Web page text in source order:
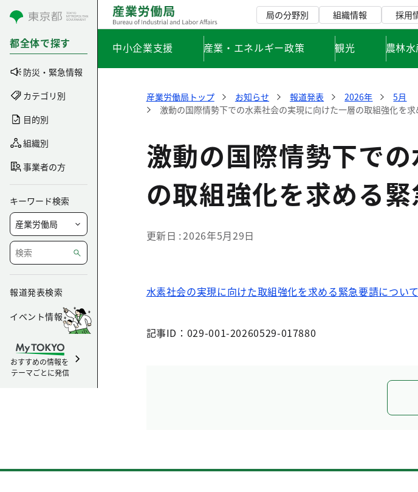
コンテンツにスキップ
都全体で探す
防災・緊急情報
カテゴリ別
目的別
組織別
事業者の方
キーワード検索
報道発表検索
イベント情報
おすすめの情報を
テーマごとに発信
局の分野別 組織情報 採用
中小企業支援 産業・エネルギー政策 観光 農林
産業労働局トップ お知らせ 報道発表 2026年
5月
激動の国際情勢下での水素社会の実現に向けた一層の取組強化を
激動の国際情勢下で
の取組強化を求める
更新日 2026年5月29日
水素社会の実現に向けた取組強化を求める緊急要請について
記事ID：029-001-20260529-017880